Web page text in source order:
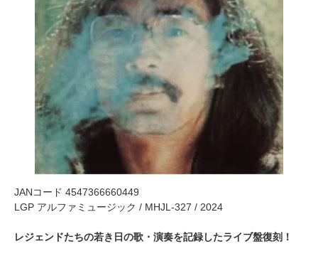
JANコード 4547366660449
LGP アルファミュージック / MHJL-327 / 2024
レジェンドたちの若き日の歌・演奏を記録したライブ盤復刻！